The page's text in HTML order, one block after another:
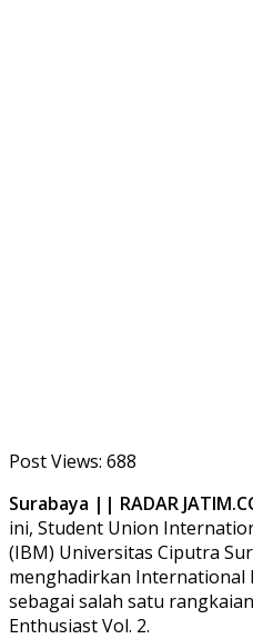
Post Views: 688
Surabaya || RADAR
ini, Student Union
(IBM) Universitas Ciputra
menghadirkan International
sebagai salah satu
Enthusiast Vol. 2.